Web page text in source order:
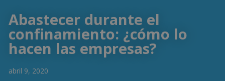
Abastecer durante el
confinamiento: ¿cómo lo
hacen las empresas?
abril 9, 2020